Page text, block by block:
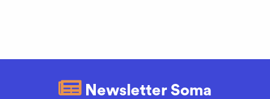
Newsletter Soma